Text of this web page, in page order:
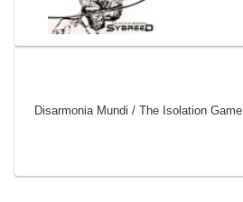
Disarmonia Mundi / The Isolation Game